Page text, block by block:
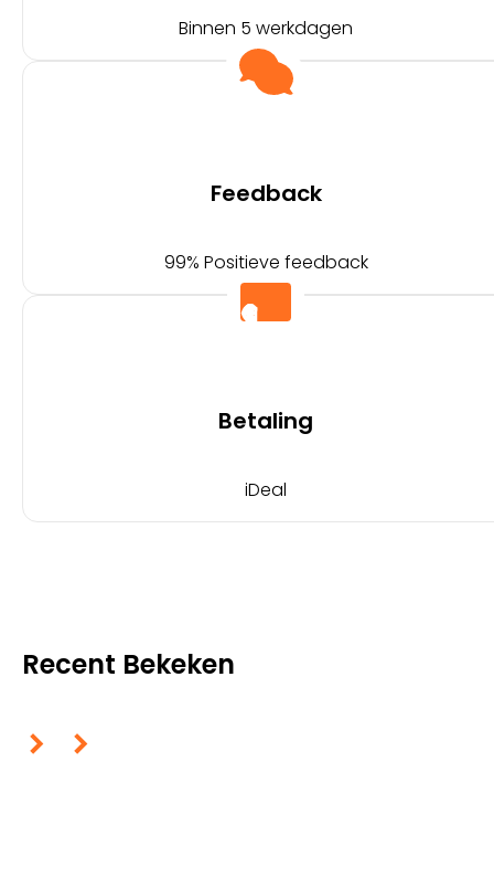
Binnen 5 werkdagen
Feedback
99% Positieve feedback
Betaling
iDeal
Recent Bekeken